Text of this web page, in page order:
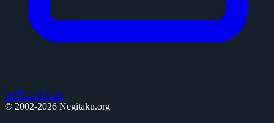
お問い合わせ
© 2002-2026 Negitaku.org